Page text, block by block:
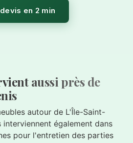
en 2 min
aussi près de
autour de L'Île-Saint-
interviennent également dans
pour l'entretien des parties